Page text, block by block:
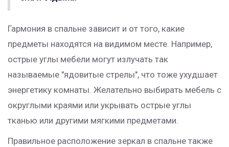
Гармония в спальне зависит и от того, какие
предметы находятся на видимом месте. Например,
острые углы мебели могут излучать так
называемые "ядовитые стрелы", что тоже ухудшает
энергетику комнаты. Желательно выбирать мебель с
округлыми краями или укрывать острые углы
тканью или другими мягкими предметами.
Правильное расположение зеркал в спальне также